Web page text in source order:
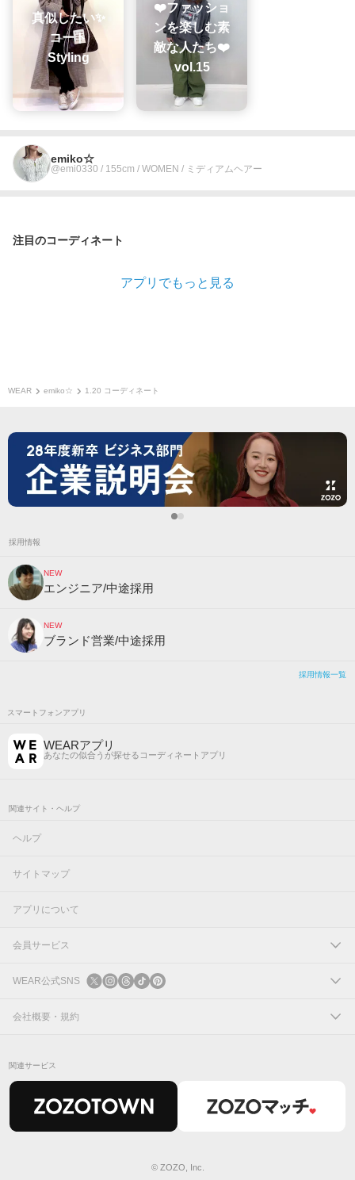
真似したい✨
コート
Styling
❤️ファッショ
ンを楽しむ素
敵な人たち❤️
vol.15
emiko☆
@emi0330 / 155cm / WOMEN / ミディアムヘアー
注目のコーディネート
アプリでもっと見る
WEAR emiko☆ 1.20 コーディネート
採用情報
NEW
エンジニア/中途採用
NEW
ブランド営業/中途採用
採用情報一覧
スマートフォンアプリ
WEARアプリ
あなたの似合うが探せるコーディネートアプリ
関連サイト・ヘルプ
ヘルプ
サイトマップ
アプリについて
会員サービス
ログイン
新規会員登録
WEAR公式SNS
X
会社概要・規約
関連サービス
© ZOZO, Inc.